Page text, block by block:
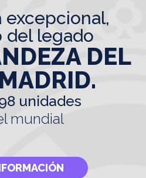
del legado
DEL
unidades
mundial